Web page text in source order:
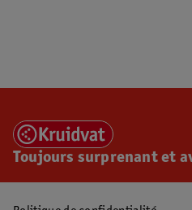
Toujours surprenant et